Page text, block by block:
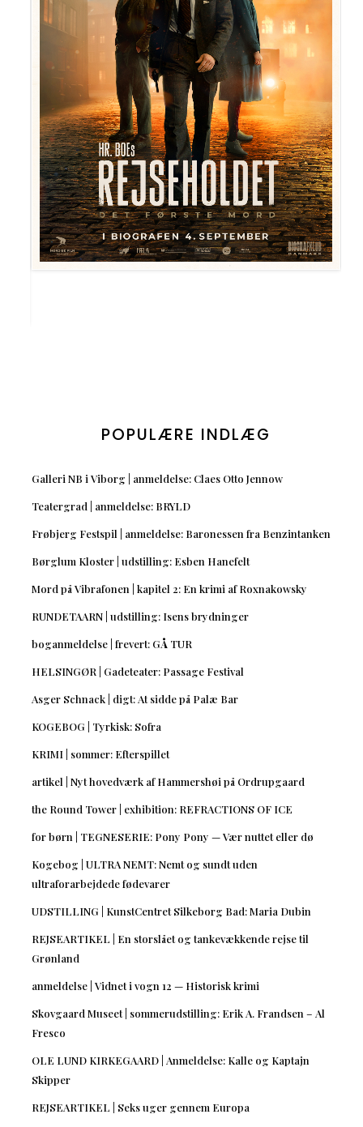
POPULÆRE INDLÆG
Galleri NB i Viborg | anmeldelse: Claes Otto Jennow
Teatergrad | anmeldelse: BRYLD
Frøbjerg Festspil | anmeldelse: Baronessen fra Benzintanken
Børglum Kloster | udstilling: Esben Hanefelt
Mord på Vibrafonen | kapitel 2: En krimi af Roxnakowsky
RUNDETAARN | udstilling: Isens brydninger
boganmeldelse | frevert: GÅ TUR
HELSINGØR | Gadeteater: Passage Festival
Asger Schnack | digt: At sidde på Palæ Bar
KOGEBOG | Tyrkisk: Sofra
KRIMI | sommer: Efterspillet
artikel | Nyt hovedværk af Hammershøi på Ordrupgaard
the Round Tower | exhibition: REFRACTIONS OF ICE
for børn | TEGNESERIE: Pony Pony — Vær nuttet eller dø
Kogebog | ULTRA NEMT: Nemt og sundt uden
ultraforarbejdede fødevarer
UDSTILLING | KunstCentret Silkeborg Bad: Maria Dubin
REJSEARTIKEL | En storslået og tankevækkende rejse til
Grønland
anmeldelse | Vidnet i vogn 12 — Historisk krimi
Skovgaard Museet | sommerudstilling: Erik A. Frandsen – Al
Fresco
OLE LUND KIRKEGAARD | Anmeldelse: Kalle og Kaptajn
Skipper
REJSEARTIKEL | Seks uger gennem Europa